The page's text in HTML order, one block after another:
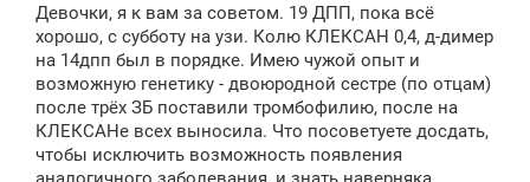
б
щ
е
н
и
Девочки, я к вам за советом. 19 ДПП, пока всё
хорошо, с субботу на узи. Колю КЛЕКСАН 0,4, д-димер
на 14дпп был в порядке. Имею чужой опыт и
возможную генетику - двоюродной сестре (по отцам)
после трёх ЗБ поставили тромбофилию, после на
КЛЕКСАНе всех выносила. Что посоветуете досдать,
чтобы исключить возможность появления